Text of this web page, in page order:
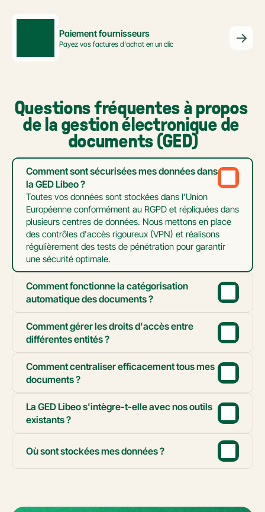
Paiement fournisseurs
Payez vos factures d'achat en un clic
Questions fréquentes à propos
de la gestion électronique de
documents (GED)
Comment sont sécurisées mes données dans
la GED Libeo ?
Toutes vos données sont stockées dans l'Union
Européenne conformément au RGPD et répliquées dans
plusieurs centres de données. Nous mettons en place
des contrôles d'accès rigoureux (VPN) et réalisons
régulièrement des tests de pénétration pour garantir
une sécurité optimale.
Comment fonctionne la catégorisation
automatique des documents ?
Comment gérer les droits d'accès entre
différentes entités ?
Comment centraliser efficacement tous mes
documents ?
La GED Libeo s'intègre-t-elle avec nos outils
existants ?
Où sont stockées mes données ?